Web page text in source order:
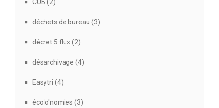
CUB (2)
déchets de bureau (3)
décret 5 flux(2)
désarchivage (4)
Easytri (4)
écolo'nomies (3)